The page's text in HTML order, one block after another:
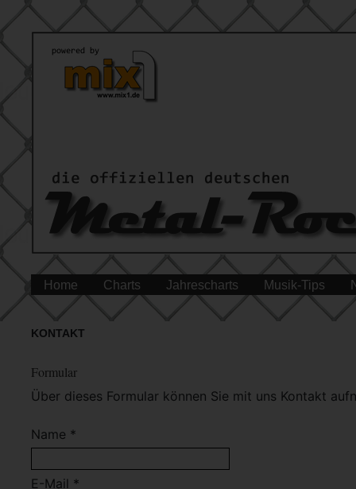
Home Charts Jahrescharts Musik-Tips
KONTAKT
Formular
Über dieses Formular können Sie mit uns Kontakt
Name *
E-Mail *